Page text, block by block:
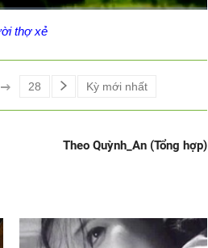
thợ xẻ
28 Kỳ mới nhất
Theo Quỳnh_An (Tổng hợp)